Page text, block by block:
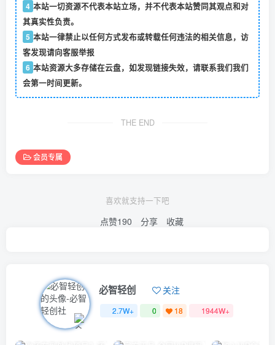
4 本站一切资源不代表本站立场，并不代表本站赞同其观点和对
其真实性负责。
5 本站一律禁止以任何方式发布或转载任何违法的相关信息，访
客发现请向客服举报
6 本站资源大多存储在云盘，如发现链接失效，请联系我们我们
会第一时间更新。
THE END
会员专属
喜欢就支持一下吧
点赞190 分享 收藏
必智轻创 关注
2.7W+ 0 18 1944W+